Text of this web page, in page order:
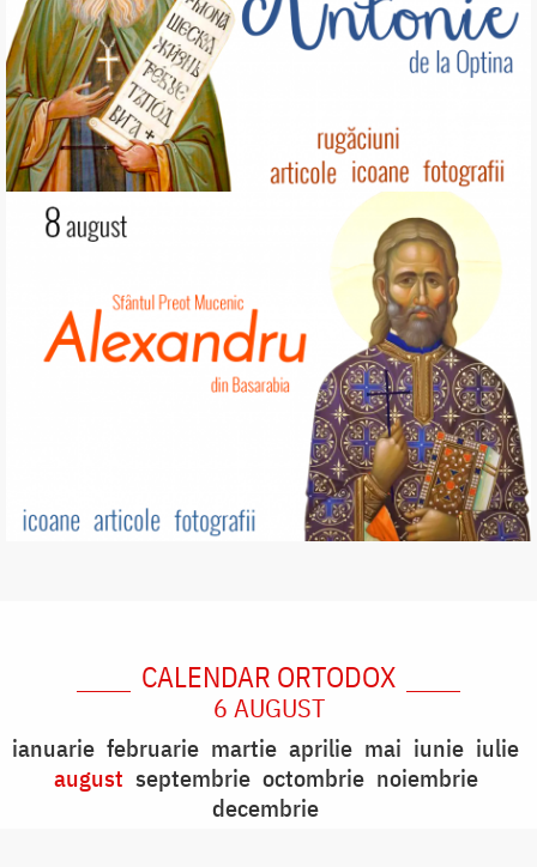
CALENDAR ORTODOX
6 AUGUST
ianuarie februarie martie aprilie mai iunie iulie
august septembrie octombrie noiembrie
decembrie